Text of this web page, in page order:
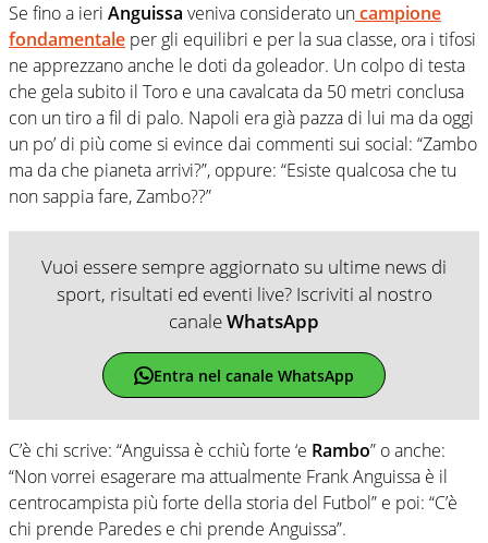
Se fino a ieri Anguissa veniva considerato uncampione
fondamentale per gli equilibri e per la sua classe, ora i tifosi
ne apprezzano anche le doti da goleador. Un colpo di testa
che gela subito il Toro e una cavalcata da 50 metri conclusa
con un tiro a fil di palo. Napoli era già pazza di lui ma da oggi
un po’ di più come si evince dai commenti sui social: “Zambo
ma da che pianeta arrivi?”, oppure: “Esiste qualcosa che tu
non sappia fare, Zambo??”
Vuoi essere sempre aggiornato su ultime news di
sport, risultati ed eventi live? Iscriviti al nostro
canaleWhatsApp
Entra nel canale WhatsApp
C’è chi scrive: “Anguissa è cchiù forte ‘e Rambo” o anche:
“Non vorrei esagerare ma attualmente Frank Anguissa è il
centrocampista più forte della storia del Futbol” e poi: “C’è
chi prende Paredes e chi prende Anguissa”.